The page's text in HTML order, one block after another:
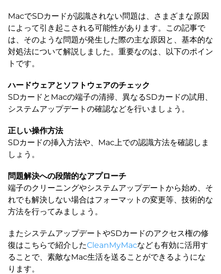
MacでSDカードが認識されない問題は、さまざまな原因
によって引き起こされる可能性があります。この記事で
は、そのような問題が発生した際の主な原因と、基本的な
対処法について解説しました。重要なのは、以下のポイン
トです。
ハードウェアとソフトウェアのチェック
SDカードとMacの端子の清掃、異なるSDカードの試用、
システムアップデートの確認などを行いましょう。
正しい操作方法
SDカードの挿入方法や、Mac上での認識方法を確認しま
しょう。
問題解決への段階的なアプローチ
端子のクリーニングやシステムアップデートから始め、そ
れでも解決しない場合はフォーマットの変更等、技術的な
方法を行ってみましょう。
またシステムアップデートやSDカードのアクセス権の修
復はこちらで紹介したCleanMyMacなども有効に活用す
ることで、素敵なMac生活を送ることができるようにな
ります。